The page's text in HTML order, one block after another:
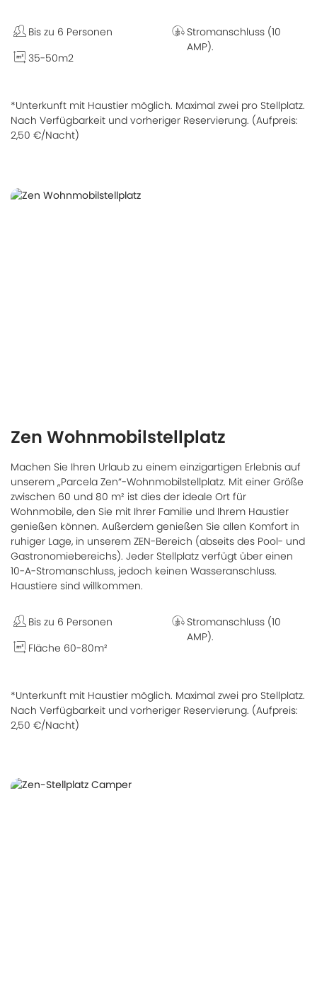
Bis zu 6 Personen
35-50m2
Stromanschluss (10
AMP).
*Unterkunft mit Haustier möglich. Maximal zwei pro Stellplatz.
Nach Verfügbarkeit und vorheriger Reservierung. (Aufpreis:
2,50 €/Nacht)
Zen Wohnmobilstellplatz
Machen Sie Ihren Urlaub zu einem einzigartigen Erlebnis auf
unserem „Parcela Zen“-Wohnmobilstellplatz. Mit einer Größe
zwischen 60 und 80 m² ist dies der ideale Ort für
Wohnmobile, den Sie mit Ihrer Familie und Ihrem Haustier
genießen können. Außerdem genießen Sie allen Komfort in
ruhiger Lage, in unserem ZEN-Bereich (abseits des Pool- und
Gastronomiebereichs). Jeder Stellplatz verfügt über einen
10-A-Stromanschluss, jedoch keinen Wasseranschluss.
Haustiere sind willkommen.
Bis zu 6 Personen
Fläche 60-80m²
Stromanschluss (10
AMP).
*Unterkunft mit Haustier möglich. Maximal zwei pro Stellplatz.
Nach Verfügbarkeit und vorheriger Reservierung. (Aufpreis:
2,50 €/Nacht)